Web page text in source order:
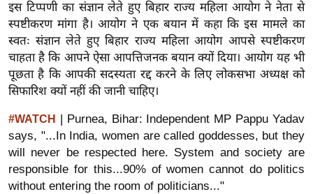
टो
व
र्ल्ड
न्यू
ज
फ
म
नो
रं
इस टिप्पणी का संज्ञान लेते हुए बिहार राज्य महिला आयोग ने नेता से
स्पष्टीकरण मांगा है। आयोग ने एक बयान में कहा कि इस मामले का
स्वतः संज्ञान लेते हुए बिहार राज्य महिला आयोग आपसे स्पष्टीकरण
चाहता है कि आपने ऐसा आपत्तिजनक बयान क्यों दिया। आयोग यह भी
पूछता है कि आपकी सदस्यता रद्द करने के लिए लोकसभा अध्यक्ष को
सिफारिश क्यों नहीं की जानी चाहिए।
#WATCH
| Purnea, Bihar: Independent MP Pappu Yadav
says, "...In India, women are called goddesses, but they
will never be respected here. System and society are
responsible for this...90% of women cannot do politics
without entering the room of politicians..."